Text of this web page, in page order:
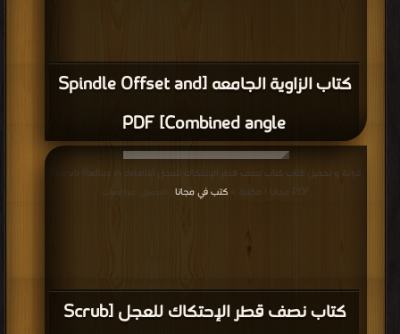
كتاب الزاوية الجامعه [Spindle Offset and
Combined angle] PDF
كتاب نصف قطر الإحتكاك للعجل [Scrub
PDF مجانا | مكتبة >
كتب في مجانا | التحميل : مرة/مرات